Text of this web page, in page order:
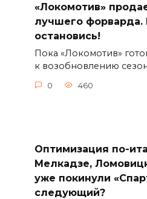
«Локомотив»
лучшего форварда.
остановись!
Пока «Локомотив»
к возобновлению
0 460
Оптимизация по-
Мелкадзе,
уже покинули
следующий?